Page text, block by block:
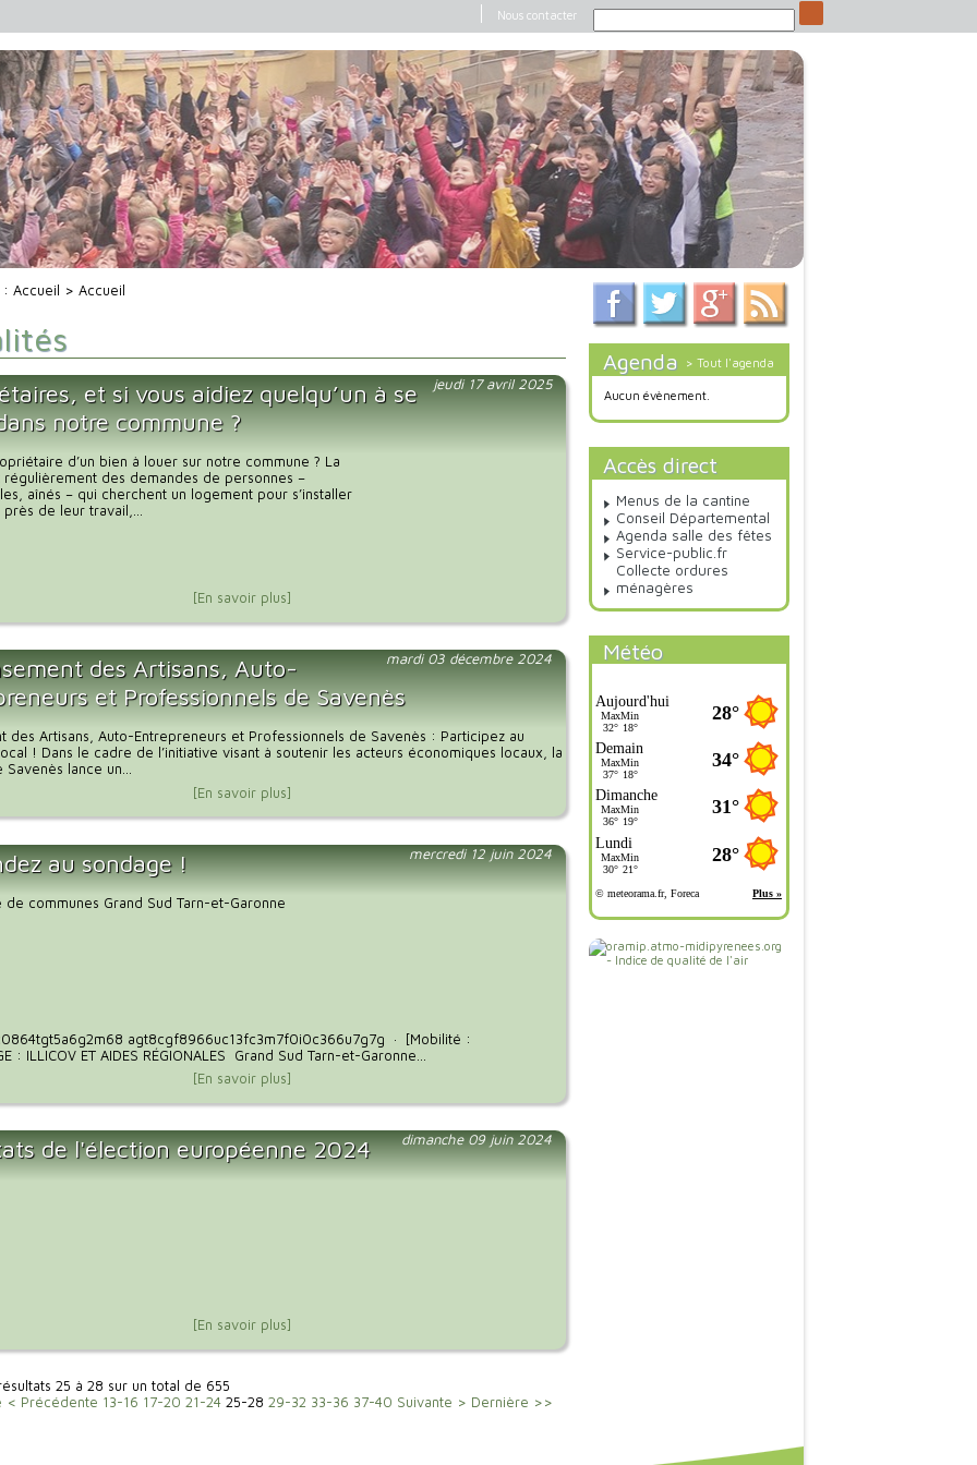
Nous contacter
:Accueil > Accueil
jeudi 17 avril 2025
et si vous aidiez quelqu’un à se
notre commune ?
d’un bien à louer sur notre commune ? La
des demandes de personnes –
aînés – qui cherchent un logement pour s’installer
de leur travail,...
[En savoir plus]
mardi 03 décembre 2024
des Artisans, Auto-
et Professionnels de Savenès
des Artisans, Auto-Entrepreneurs et Professionnels de Savenès : Participez au
! Dans le cadre de l’initiative visant à soutenir les acteurs économiques locaux, la
Savenès lance un...
[En savoir plus]
mercredi 12 juin 2024
au sondage !
de communes Grand Sud Tarn-et-Garonne
agt8cgf8966uc13fc3m7f0i0c366u7g7g · [Mobilité :
: ILLICOV ET AIDES RÉGIONALES Grand Sud Tarn-et-Garonne...
[En savoir plus]
dimanche 09 juin 2024
de l'élection européenne 2024
[En savoir plus]
25 à 28 sur un total de 655
< Précédente 13-16 17-20 21-24 25-28 29-32 33-36 37-40 Suivante > Dernière >>
Agenda > Tout l'agenda
Aucun évènement.
Accès direct
Menus de la cantine
Conseil Départemental
Agenda salle des fêtes
Service-public.fr
Collecte ordures
ménagères
Météo